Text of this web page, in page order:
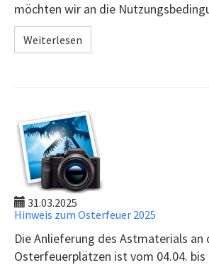
möchten wir an die
Weiterlesen
31.03.2025
Hinweis zum Osterfeuer 2025
Die Anlieferung des Astmaterials an
Osterfeuerplätzen ist vom 04.04. bis